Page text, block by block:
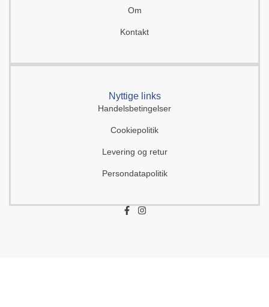
Om
Kontakt
Nyttige links
Handelsbetingelser
Cookiepolitik
Levering og retur
Persondatapolitik
F
I